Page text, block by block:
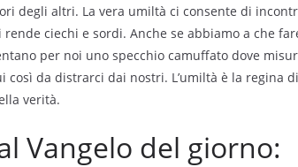
degli altri. La vera umiltà ci consente di
ciechi e sordi. Anche se abbiamo a che
per noi uno specchio camuffato dove
da distrarci dai nostri. L’umiltà è la regina
verità.
Vangelo del giorno: